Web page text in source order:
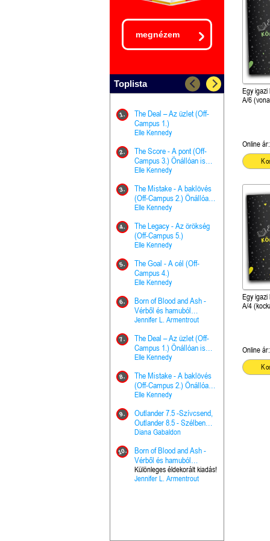
megnézem
Toplista
1.
The Deal – Az üzlet (Off-
Campus 1.)
Elle Kennedy
2.
The Score - A pont (Off-
Campus 3.) Önállóan is
olvasható!
Elle Kennedy
3.
The Mistake - A baklövés
(Off-Campus 2.) Önállóan
is olvasható!
Elle Kennedy
4.
The Legacy - Az örökség
(Off-Campus 5.)
Elle Kennedy
5.
The Goal - A cél (Off-
Campus 4.)
Elle Kennedy
6.
Born of Blood and Ash -
Vérből és hamuból
született (Hús és tűz 4.)
Jennifer L. Armentrout
7.
The Deal – Az üzlet (Off-
Campus 1.) Önállóan is
olvasható!
Elle Kennedy
8.
The Mistake - A baklövés
(Off-Campus 2.) Önállóan
is olvasható!
Elle Kennedy
9.
Outlander 7.5 -Szívcsend,
Outlander 8.5 - Szélben
sodródó falevél
Diana Gabaldon
10.
Born of Blood and Ash -
Vérből és hamuból
született (Hús és tűz 4.)
Különleges éldekorált kiadás!
Jennifer L. Armentrout
Grace
Kegyelem
Jennifer
The Score
Campus 3.)
Elle
The
(A csont
Harper L.
The
the Priest - Vallomások: A
Pap
Ella Frank
Ashen
A téli
munkafüzet
Bayné
Egy igazi
A/6
Online ár:
Egy igazi
A/4
Online ár: